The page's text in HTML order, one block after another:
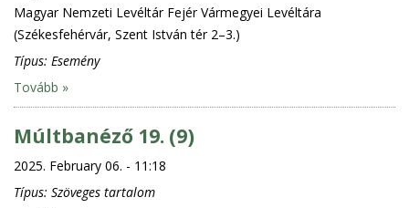
Magyar Nemzeti Levéltár Fejér Vármegyei Levéltára
(Székesfehérvár, Szent István tér 2–3.)
Típus: Esemény
Tovább »
Múltbanéző 19. (9)
2025. February 06. - 11:18
Típus: Szöveges tartalom